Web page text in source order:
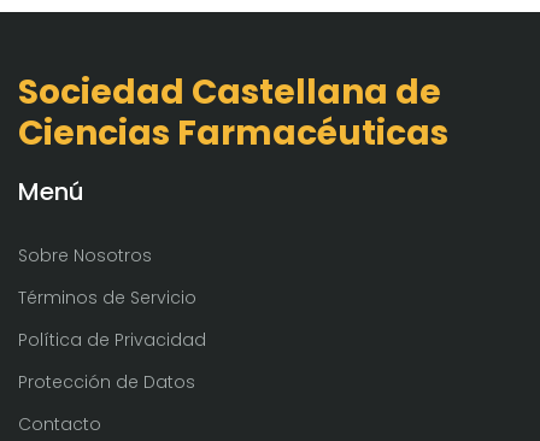
Sociedad Castellana de
Ciencias Farmacéuticas
Menú
Sobre Nosotros
Términos de Servicio
Política de Privacidad
Protección de Datos
Contacto